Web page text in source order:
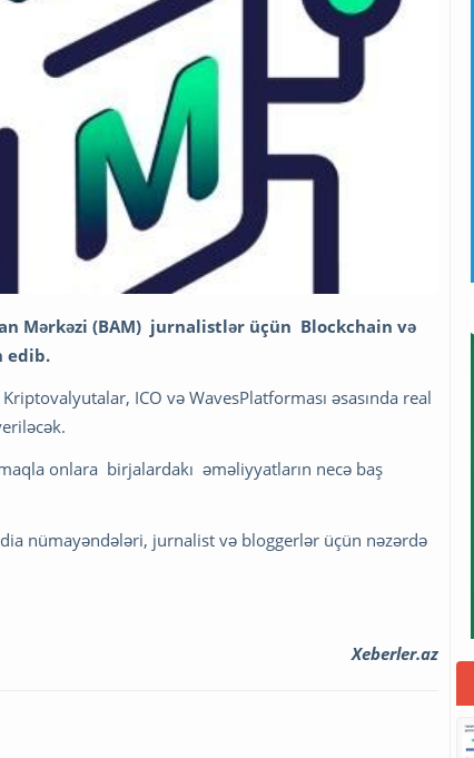
Mərkəzi (BAM) jurnalistlər üçün Blockchain və
edib.
ICO və WavesPlatforması əsasında real
onlara birjalardakı əməliyyatların necə baş
nümayəndələri, jurnalist və bloggerlər üçün nəzərdə
Xeberler.az